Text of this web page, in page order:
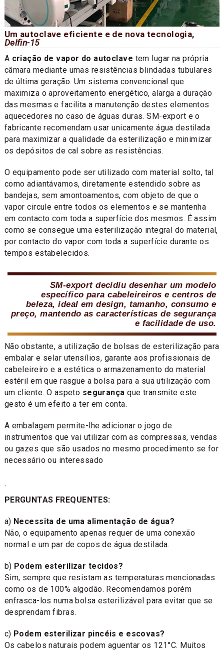
Um autoclave eficiente e de nova tecnologia,
Delfin-15
A criação de vapor do autoclave tem lugar na própria
câmara mediante umas resistências blindadas tubulares
de última geração. Um sistema convencional que
maximiza o aproveitamento energético, alarga a duração
das mesmas e facilita a manutenção destes elementos
aquecedores no caso de águas duras. SM-export e o
fabricante recomendam usar unicamente água destilada
para maximizar a qualidade da esterilização e minimizar
os depósitos de cal sobre as resistências.
O equipamento pode ser utilizado com material solto, tal
como adiantávamos, diretamente estendido sobre as
bandejas, sem amontoamentos, com objeto de que o
vapor circule entre todos os elementos e se mantenha
em contacto com toda a superfície dos mesmos. É assim
como se consegue uma esterilização integral do material,
por contacto do vapor com toda a superfície durante os
tempos estabelecidos.
SM-export decidiu desenhar um modelo
específico para cabeleireiros e centros de
beleza, ideal em design, tamanho, consumo e
preço, mantendo as características de segurança
e facilidade de uso.
Não obstante, a utilização de bolsas de esterilização para
embalar e selar utensílios, garante aos profissionais de
cabeleireiro e a estética o armazenamento do material
estéril em que rasgue a bolsa para a sua utilização com
um cliente. O aspeto segurança que transmite este
gesto é um efeito a ter em conta.
A embalagem permite-lhe adicionar o jogo de
instrumentos que vai utilizar com as compressas, vendas
ou gazes que são usados no mesmo procedimento se for
necessário ou interessado
.
PERGUNTAS FREQUENTES:
a) Necessita de uma alimentação de água?
Não, o equipamento apenas requer de uma conexão
normal e um par de copos de água destilada.
b) Podem esterilizar tecidos?
Sim, sempre que resistam as temperaturas mencionadas
como os de 100% algodão. Recomendamos porém
enfrasca-los numa bolsa esterilizável para evitar que se
desprendam fibras.
c) Podem esterilizar pincéis e escovas?
Os cabelos naturais podem aguentar os 121°C. Muitos